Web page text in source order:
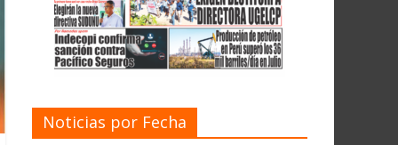
Noticias por Fecha